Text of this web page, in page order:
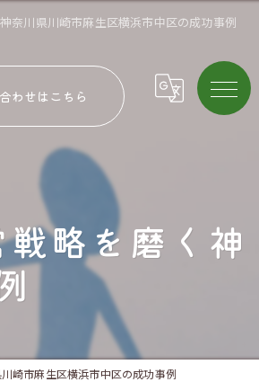
奈川県川崎市麻生区横浜市中区の成功事例
わせはこちら
略を磨く神
崎市麻生区横浜市中区の成功事例